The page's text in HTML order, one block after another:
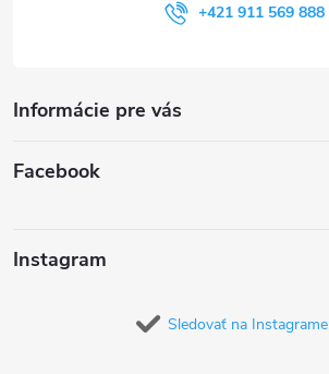
+421 911 569 888
Informácie pre vás
Facebook
Instagram
Sledovať na Instagrame